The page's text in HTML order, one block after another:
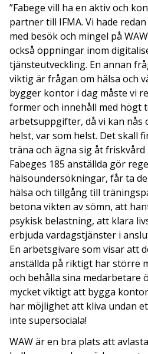
”Fabege vill ha en aktiv och
partner till IFMA. Vi hade
med besök och mingel på
också öppningar inom
tjänsteutveckling. En annan
viktig är frågan om hälsa och
bygger kontor i dag måste vi
former och innehåll med högt
arbetsuppgifter, då vi kan nås
helst, var som helst. Det skall
träna och ägna sig åt friskvård
Fabeges 185 anställda gör
hälsoundersökningar, får ta
hälsa och tillgång till
betona vikten av sömn, att
psykisk belastning, att klara
erbjuda vardagstjänster i
En arbetsgivare som visar att
anställda på riktigt har större
och behålla sina medarbetare
mycket viktigt att bygga
har möjlighet att kliva undan
inte supersociala!
WAW är en bra plats att